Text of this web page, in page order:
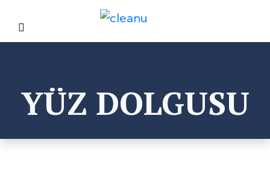
YÜZ DOLGUSU